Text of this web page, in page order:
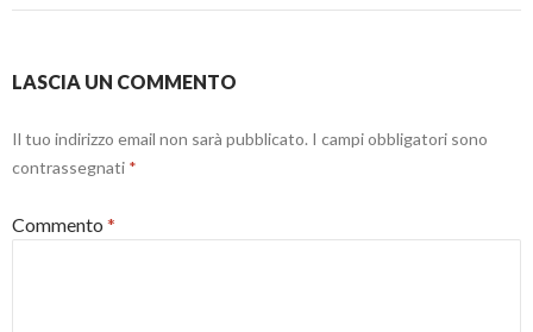
LASCIA UN COMMENTO
Il tuo indirizzo email non sarà pubblicato. I campi obbligatori sono
contrassegnati *
Commento *